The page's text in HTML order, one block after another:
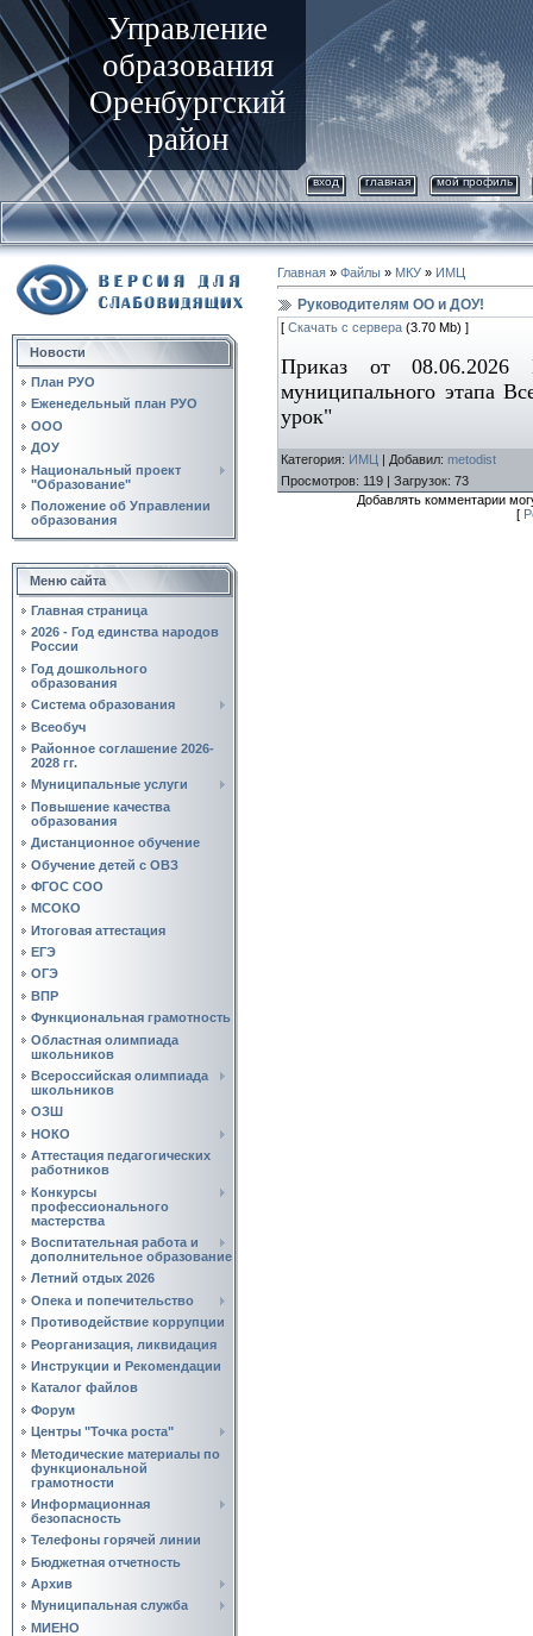
Управление
образования
Оренбургский
район
вход главная мой профиль
Новости
План РУО
Еженедельный план РУО
ООО
ДОУ
Национальный проект
"Образование"
Положение об Управлении
образования
Меню сайта
Главная страница
2026 - Год единства народов
России
Год дошкольного
образования
Система образования
Всеобуч
Районное соглашение 2026-
2028 гг.
Муниципальные услуги
Повышение качества
образования
Дистанционное обучение
Обучение детей с ОВЗ
ФГОС СОО
МСОКО
Итоговая аттестация
ЕГЭ
ОГЭ
ВПР
Функциональная грамотность
Областная олимпиада
школьников
Всероссийская олимпиада
школьников
ОЗШ
НОКО
Аттестация педагогических
работников
Конкурсы
профессионального
мастерства
Воспитательная работа и
дополнительное образование
Летний отдых 2026
Опека и попечительство
Противодействие коррупции
Реорганизация, ликвидация
Инструкции и Рекомендации
Каталог файлов
Форум
Центры "Точка роста"
Методические материалы по
функциональной
грамотности
Информационная
безопасность
Телефоны горячей линии
Бюджетная отчетность
Архив
Муниципальная служба
МИЕНО
Главная » Файлы » МКУ » ИМЦ
Руководителям ОО и ДОУ!
[ Скачать с сервера (3.70 Mb) ]
Приказ от
муниципального этапа
урок"
Категория: ИМЦ | Добавил: metodist
Просмотров: 119 | Загрузок: 73
Добавлять комментарии
[